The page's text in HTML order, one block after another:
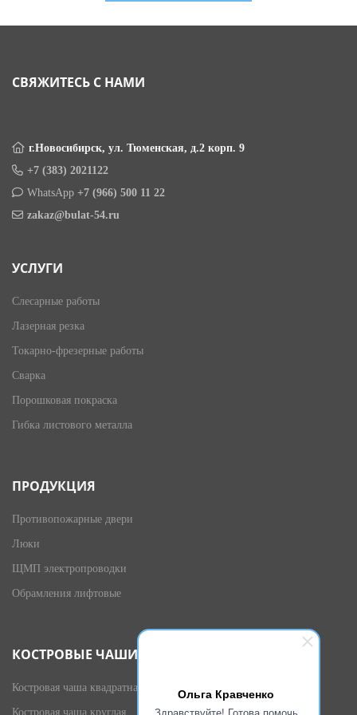
Ольга Кравченко
СВЯЖИТЕСЬ С НАМИ
г.Новосибирск, ул. Тюменская, д.2 корп. 9
+7 (383) 2021122
WhatsApp +7 (966) 500 11 22
zakaz@bulat-54.ru
УСЛУГИ
Слесарные работы
Лазерная резка
Токарно-фрезерные работы
Сварка
Порошковая покраска
Гибка листового металла
ПРОДУКЦИЯ
Противопожарные двери
Люки
ЩМП электропроводки
Обрамления лифтовые
КОСТРОВЫЕ ЧАШИ
Костровая чаша квадратная
Костровая чаша круглая